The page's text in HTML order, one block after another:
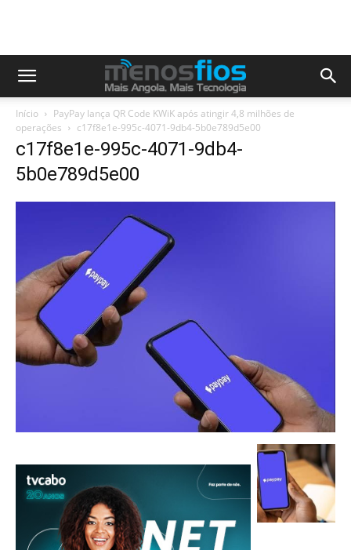
Início
PayPay lança QR Code KWiK após atingir 4,8 milhões de
operações
c17f8e1e-995c-4071-9db4-5b0e789d5e00
c17f8e1e-995c-4071-9db4-
5b0e789d5e00